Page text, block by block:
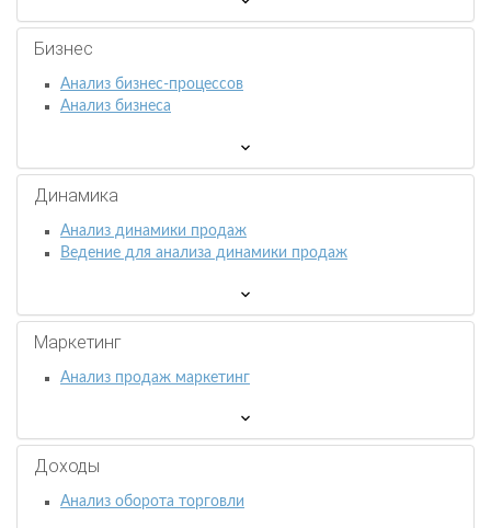
Бизнес
Анализ бизнес-процессов
Анализ бизнеса
Динамика
Анализ динамики продаж
Ведение для анализа динамики продаж
Маркетинг
Анализ продаж маркетинг
Доходы
Анализ оборота торговли